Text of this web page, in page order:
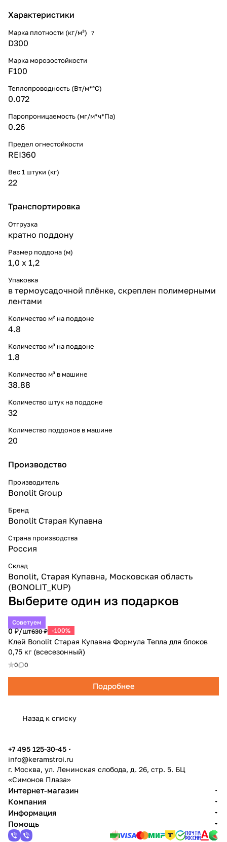
Характеристики
Марка плотности (кг/м³) ?
D300
Марка морозостойкости
F100
Теплопроводность (Вт/м*°С)
0.072
Паропроницаемость (мг/м*ч*Па)
0.26
Предел огнестойкости
REI360
Вес 1 штуки (кг)
22
Транспортировка
Отгрузка
кратно поддону
Размер поддона (м)
1,0 х 1,2
Упаковка
в термоусадочной плёнке, скреплен полимерными
лентами
Количество м² на поддоне
4.8
Количество м³ на поддоне
1.8
Количество м³ в машине
38.88
Количество штук на поддоне
32
Количество поддонов в машине
20
Производство
Производитель
Bonolit Group
Бренд
Bonolit Старая Купавна
Страна производства
Россия
Склад
Bonolit, Старая Купавна, Московская область
(BONOLIT_KUP)
Выберите один из подарков
Советуем
0 ₽/шт630 ₽ -100%
Клей Bonolit Старая Купавна Формула Тепла для блоков
0,75 кг (всесезонный)
0 0
Подробнее
Назад к списку
+7 495 125-30-45
info@keramstroi.ru
г. Москва, ул. Ленинская слобода, д. 26, стр. 5. БЦ
«Симонов Плаза»
Интернет-магазин
Компания
Информация
Помощь